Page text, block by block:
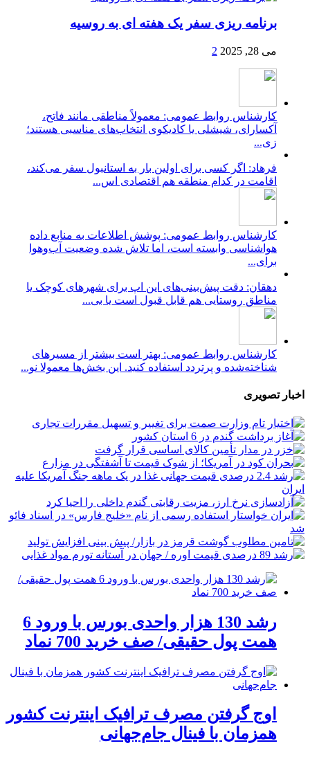
برنامه ریزی سفر یک هفته ای به روسیه
می 28, 2025 2
کارشناس روابط عمومی: معمولاً مناطقی مانند فاتح،
آکسارای، شیشلی یا کادیکوی انتخاب‌های مناسبی هستند؛
زی...
فرهاد: اگر کسی برای اولین بار به استانبول سفر می‌کند،
اقامت در کدام منطقه هم اقتصادی اس...
کارشناس روابط عمومی: پوشش اطلاعات به منابع داده
هواشناسی وابسته است، اما تلاش شده وضعیت آب‌وهوا
برای...
دهقان: دقت پیش‌بینی‌های این اپ برای شهرهای کوچک یا
مناطق روستایی هم قابل قبول است یا بی...
کارشناس روابط عمومی: بهتر است بیشتر از مسیرهای
شناخته‌شده و پرتردد استفاده کنید. این بخش‌ها معمولا نو...
اخبار تصویری
رشد 130 هزار واحدی بورس با ورود 6
همت پول حقیقی/ صف خرید 700 نماد
اوج گرفتن مصرف ترافیک اینترنت کشور
همزمان با فینال جام‌جهانی